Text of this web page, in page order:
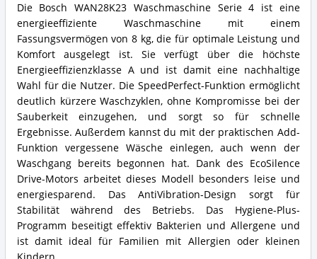
Die Bosch WAN28K23 Waschmaschine Serie 4 ist eine
energieeffiziente Waschmaschine mit einem
Fassungsvermögen von 8 kg, die für optimale Leistung und
Komfort ausgelegt ist. Sie verfügt über die höchste
Energieeffizienzklasse A und ist damit eine nachhaltige
Wahl für die Nutzer. Die SpeedPerfect-Funktion ermöglicht
deutlich kürzere Waschzyklen, ohne Kompromisse bei der
Sauberkeit einzugehen, und sorgt so für schnelle
Ergebnisse. Außerdem kannst du mit der praktischen Add-
Funktion vergessene Wäsche einlegen, auch wenn der
Waschgang bereits begonnen hat. Dank des EcoSilence
Drive-Motors arbeitet dieses Modell besonders leise und
energiesparend. Das AntiVibration-Design sorgt für
Stabilität während des Betriebs. Das Hygiene-Plus-
Programm beseitigt effektiv Bakterien und Allergene und
ist damit ideal für Familien mit Allergien oder kleinen